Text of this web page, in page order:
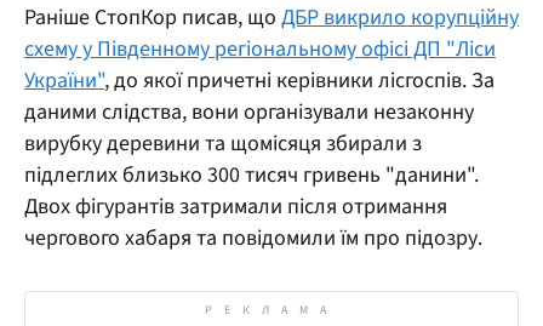
Раніше СтопКор писав, що ДБР викрило корупційну
схему у Південному регіональному офісі ДП "Ліси
України", до якої причетні керівники лісгоспів. За
даними слідства, вони організували незаконну
вирубку деревини та щомісяця збирали з
підлеглих близько 300 тисяч гривень "данини".
Двох фігурантів затримали після отримання
чергового хабаря та повідомили їм про підозру.